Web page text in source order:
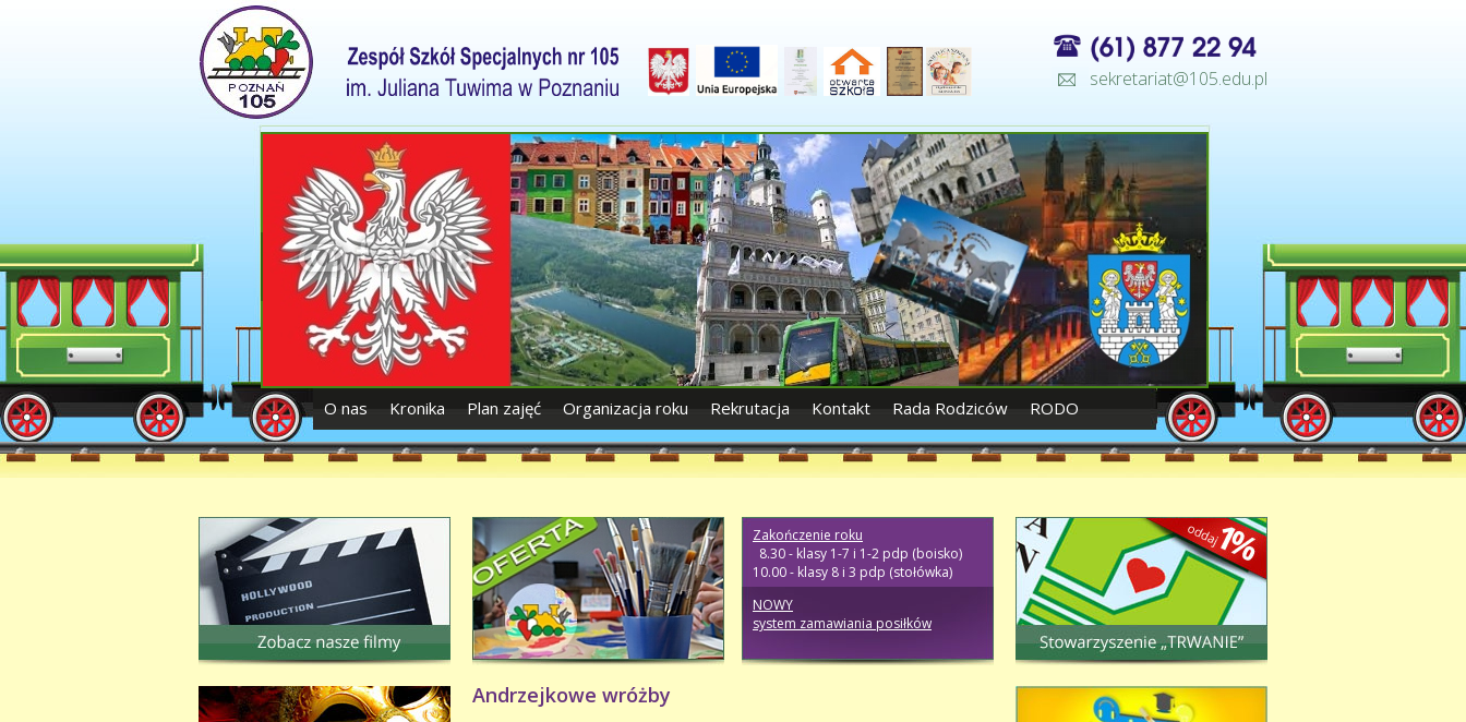
sekretariat@105.edu.pl
O nas Kronika Plan zajęć Organizacja roku Rekrutacja Kontakt Rada Rodziców RODO
Zakończenie roku
8.30 - klasy 1-7 i 1-2 pdp (boisko)
10.00 - klasy 8 i 3 pdp (stołówka)
NOWY
system zamawiania posiłków
Andrzejkowe wróżby